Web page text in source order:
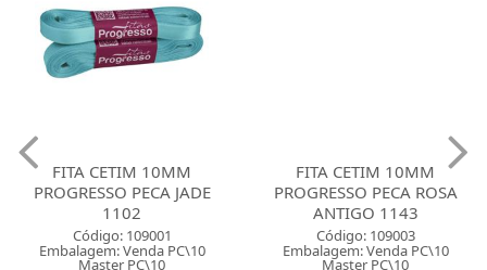
FITA CETIM 10MM
PROGRESSO PECA JADE
1102
Código: 109001
Embalagem: Venda PC\10
Master PC\10
FITA CETIM 10MM
PROGRESSO PECA ROSA
ANTIGO 1143
Código: 109003
Embalagem: Venda PC\10
Master PC\10